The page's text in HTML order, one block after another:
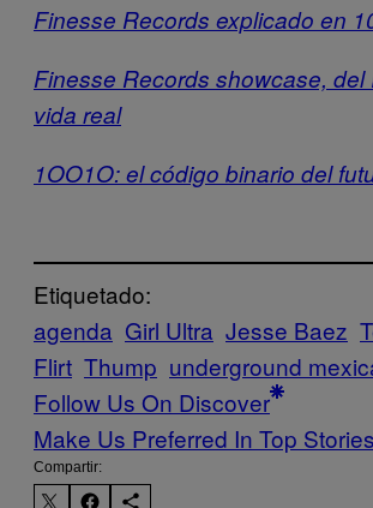
Finesse Records explicado en
Finesse Records showcase, del
vida real
1OO1O: el código binario del
Etiquetado:
agenda Girl Ultra Jesse Baez
Flirt Thump underground
Follow Us On Discover
Make Us Preferred In Top Stories
Compartir: